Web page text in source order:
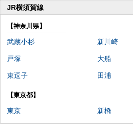
JR横須賀線
【神奈川県】
武蔵小杉 新川崎
戸塚 大船
東逗子 田浦
【東京都】
東京 新橋